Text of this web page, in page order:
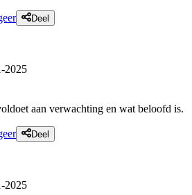
Deel
2025
aan verwachting en wat beloofd is.
Deel
2025